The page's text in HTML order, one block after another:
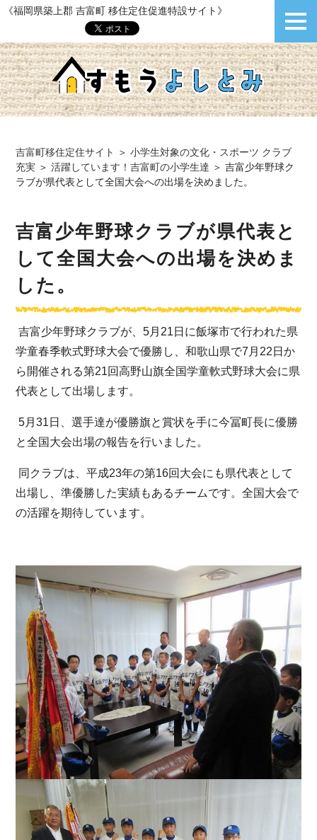
《福岡県築上郡 吉富町 移住定住促進特設サイト》
吉富町移住定住サイト ＞小学生対象の文化・スポーツ クラブ
充実 ＞活躍しています！吉富町の小学生達 ＞吉富少年野球ク
ラブが県代表として全国大会への出場を決めました。
吉富少年野球クラブが県代表と
して全国大会への出場を決めま
した。
吉富少年野球クラブが、5月21日に飯塚市で行われた県
学童春季軟式野球大会で優勝し、和歌山県で7月22日か
ら開催される第21回高野山旗全国学童軟式野球大会に県
代表として出場します。
5月31日、選手達が優勝旗と賞状を手に今冨町長に優勝
と全国大会出場の報告を行いました。
同クラブは、平成23年の第16回大会にも県代表として
出場し、準優勝した実績もあるチームです。全国大会で
の活躍を期待しています。